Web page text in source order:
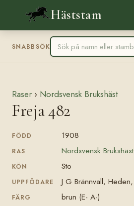
Häststam
SNABBSÖK
Raser › Nordsvensk Brukshäst
Freja 482
FÖDD 1908
RAS Nordsvensk Brukshäst
KÖN Sto
UPPFÖDARE J G Brännvall,
FÄRG brun (E- A-)